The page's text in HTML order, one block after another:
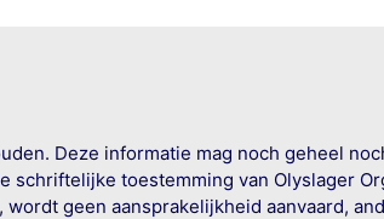
Deze informatie mag noch geheel
schriftelijke toestemming van Olyslager
geen aansprakelijkheid aanvaard,